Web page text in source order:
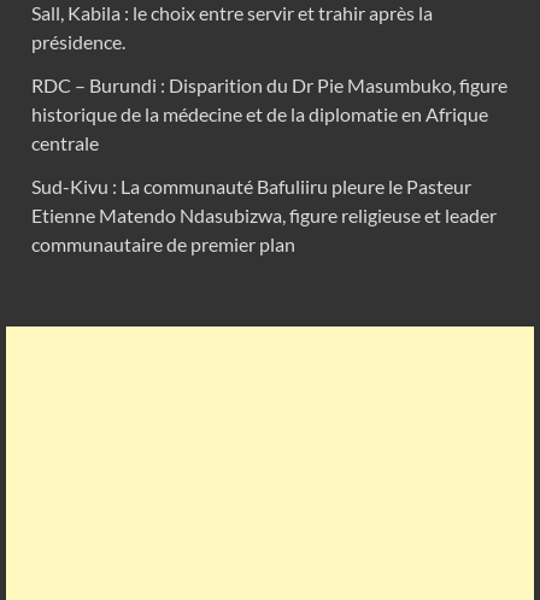
Sall, Kabila : le choix entre servir et trahir après la
présidence.
RDC – Burundi : Disparition du Dr Pie Masumbuko, figure
historique de la médecine et de la diplomatie en Afrique
centrale
Sud-Kivu : La communauté Bafuliiru pleure le Pasteur
Etienne Matendo Ndasubizwa, figure religieuse et leader
communautaire de premier plan